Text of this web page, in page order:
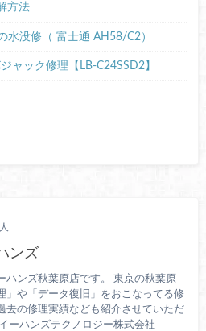
方法
水没修（ 富士通 AH58/C2）
ャック修理【LB-C24SSD2】
ンズ
ハンズ秋葉原店です。 東京の秋葉原
」や「データ復旧」をおこなってる修
去の修理実績なども紹介させていただ
ーハンズテクノロジー株式会社